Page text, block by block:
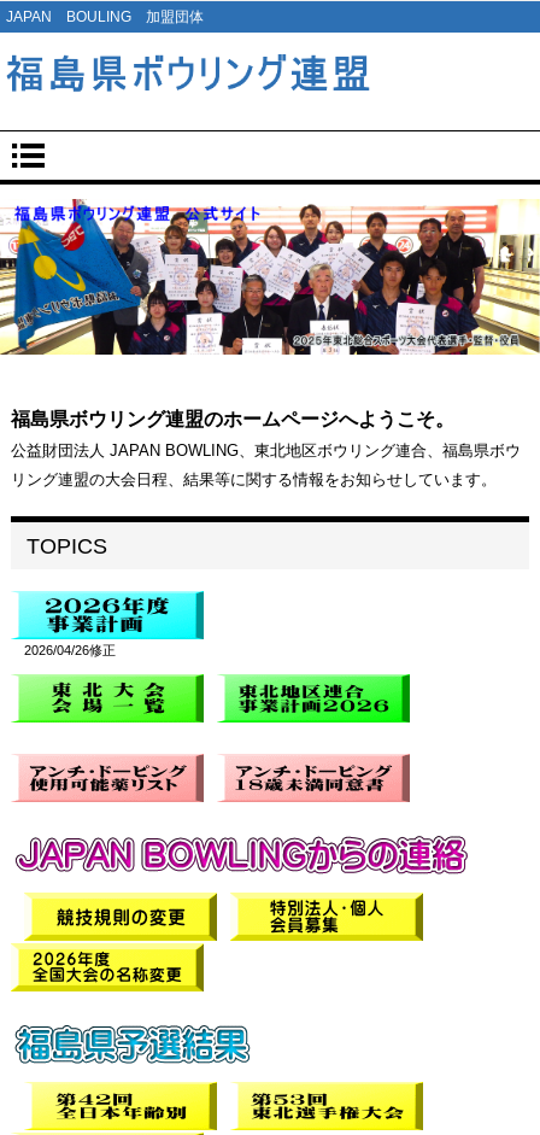
JAPAN BOULING 加盟団体
福島県ボウリング連盟のホームページへようこそ。
公益財団法人 JAPAN BOWLING、東北地区ボウリング連合、福島県ボウ
リング連盟の大会日程、結果等に関する情報をお知らせしています。
TOPICS
2026/04/26修正